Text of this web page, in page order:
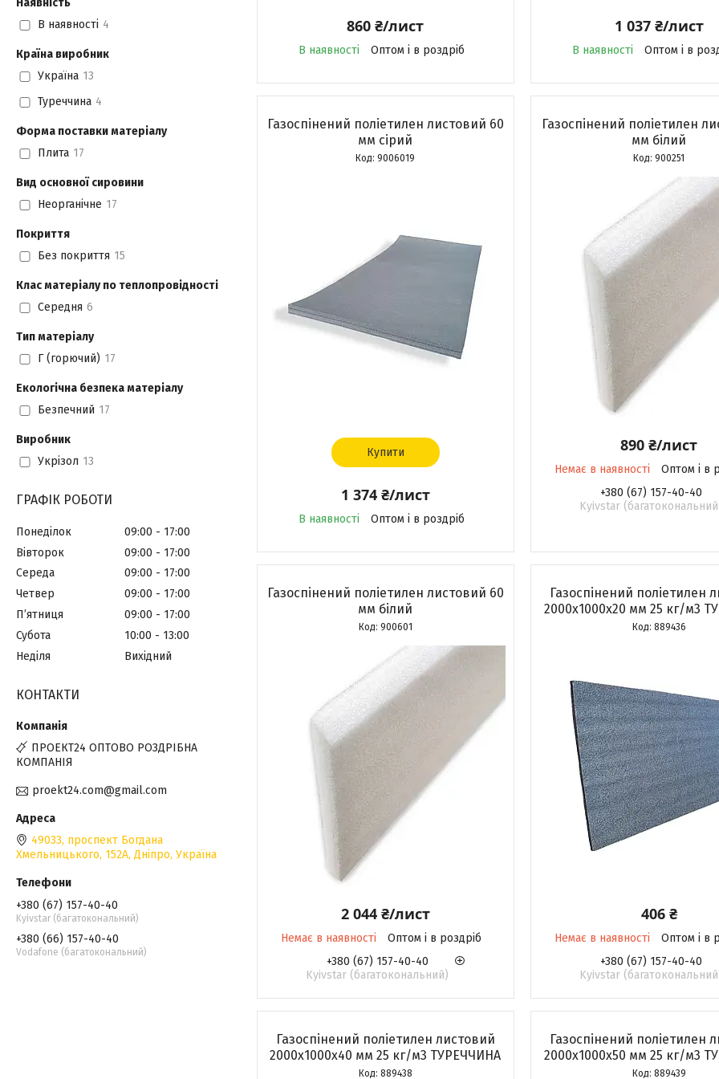
860 ₴/лист
В наявності Оптом і в роздріб
1 037 ₴/лист
В наявності Оптом і в
Газоспінений поліетилен листовий 60
мм сірий
9006019
Купити
1 374 ₴/лист
В наявності Оптом і в роздріб
Газоспінений поліетилен
мм білий
900251
890 ₴/лист
Немає в наявності
Оптом і в
+380 (67) 157-40-40
Kyivstar
Газоспінений поліетилен листовий 60
мм білий
900601
2 044 ₴/лист
Немає в наявності
Оптом і в роздріб
+380 (67) 157-40-40
Kyivstar (багатокональний)
Газоспінений поліетилен
2000х1000х20 мм 25 кг/м3
889436
406 ₴
Немає в наявності
Оптом і в
+380 (67) 157-40-40
Kyivstar
Газоспінений поліетилен листовий
2000х1000х40 мм 25 кг/м3 ТУРЕЧЧИНА
889438
Газоспінений поліетилен
2000х1000х50 мм 25 кг/м3
889439
Наявність
В наявності 4
Країна виробник
Україна 13
Туреччина 4
Форма поставки матеріалу
Плита 17
Вид основної сировини
Неорганічне 17
Покриття
Без покриття 15
Клас матеріалу по теплопровідності
Середня 6
Тип матеріалу
Г (горючий) 17
Екологічна безпека матеріалу
Безпечний 17
Виробник
Укрізол 13
ГРАФІК РОБОТИ
Понеділок 09:00
17:00
Вівторок
09:00
17:00
Середа
09:00
17:00
Четвер
09:00
17:00
Пʼятниця
09:00
17:00
Субота
10:00
13:00
Неділя
Вихідний
КОНТАКТИ
ПРОЕКТ24 ОПТОВО РОЗДРІБНА
КОМПАНІЯ
proekt24.com@gmail.com
49033, проспект Богдана
Хмельницького, 152А, Дніпро, Україна
+380 (67) 157-40-40
Kyivstar (багатокональний)
+380 (66) 157-40-40
Vodafone (багатокональний)